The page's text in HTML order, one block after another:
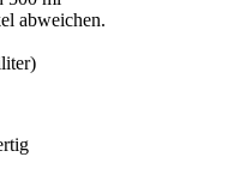
abweichen.